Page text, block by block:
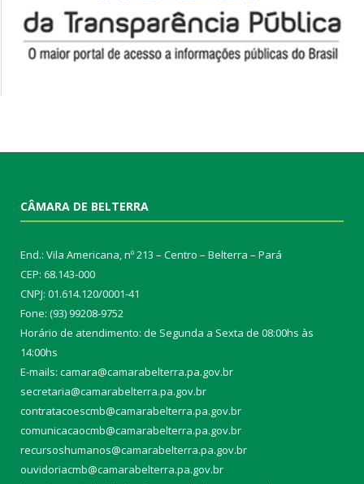
CÂMARA DE BELTERRA
End.: Vila Americana, nº 213 – Centro – Belterra – Pará
CEP: 68.143-000
CNPJ: 01.614.120/0001-41
Fone: (93) 99208-9752
Horário de atendimento: de Segunda a Sexta de 08:00hs às
14:00hs
E-mails: camara@camarabelterra.pa.gov.br
secretaria@camarabelterra.pa.gov.br
contratacoescmb@camarabelterra.pa.gov.br
comunicacaocmb@camarabelterra.pa.gov.br
recursoshumanos@camarabelterra.pa.gov.br
ouvidoriacmb@camarabelterra.pa.gov.br